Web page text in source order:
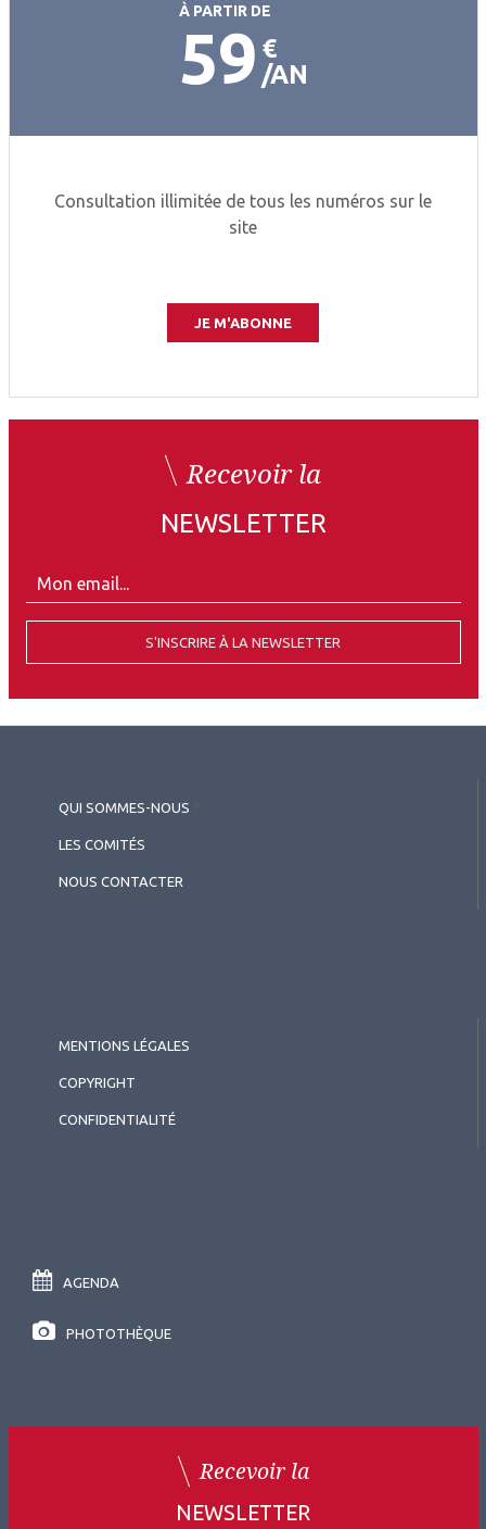
À PARTIR DE
59 €
AN
Consultation illimitée de tous les numéros sur le
site
JE M'ABONNE
Recevoir la
NEWSLETTER
S'INSCRIRE À LA NEWSLETTER
QUI SOMMES-NOUS
LES COMITÉS
NOUS CONTACTER
MENTIONS LÉGALES
COPYRIGHT
CONFIDENTIALITÉ
AGENDA
PHOTOTHÈQUE
Recevoir la
NEWSLETTER